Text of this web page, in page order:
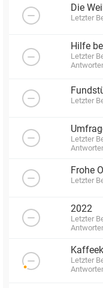
Die
Letzter
Hilfe
Letzter
Letzter
Letzter
Frohe
Letzter
2022
Letzter
Letzter